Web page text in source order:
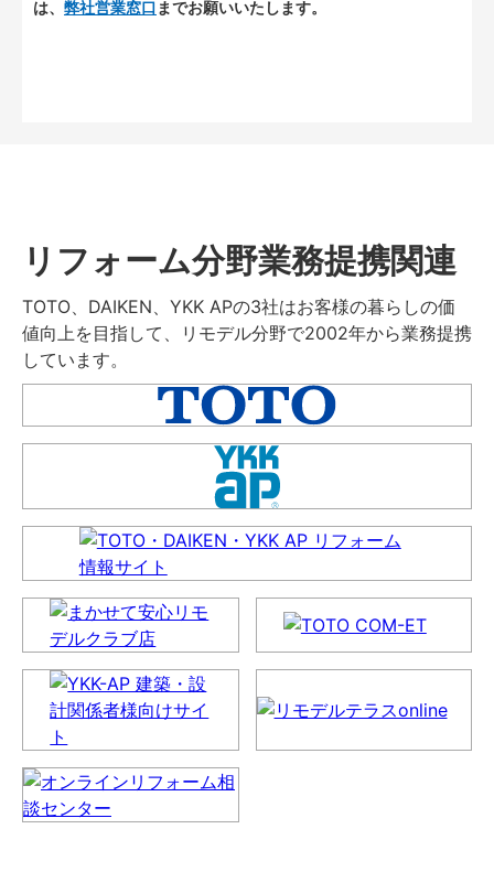
は、 弊社営業窓口 までお願いいたします。
リフォーム分野業務提携関連
TOTO、DAIKEN、YKK APの3社はお客様の暮らしの価
値向上を目指して、リモデル分野で2002年から業務提携
しています。